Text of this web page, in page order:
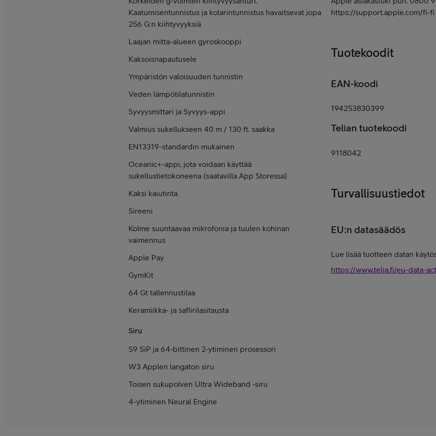
Kaatumisen­tunnistus ja kolarin­tunnistus havaitsevat jopa
256 G:n kiihtyvyyksiä
Laajan mitta-alueen gyroskooppi
Kaksoisnapautusele
Ympäristön valoisuuden tunnistin
Veden lämpötilatunnistin
Syvyysmittari ja Syvyys-appi
Valmius sukellukseen 40 m / 130 ft. saakka
EN13319-standardin mukainen
Oceanic+-appi, jota voidaan käyttää
sukellustietokoneena (saatavilla App Storessa)
Kaksi kaiutinta
Sireeni
Kolme suuntaavaa mikrofonia ja tuulen kohinan
vaimennus
Apple Pay
GymKit
64 Gt tallennustilaa
Keramiikka- ja safiirilasi­tausta
Siru
S9 SiP ja 64‑bittinen 2‑ytiminen prosessori
W3 Applen langaton siru
Toisen sukupolven Ultra Wideband ‑siru
4-ytiminen Neural Engine
https://support.apple.com/fi-fi
Tuotekoodit
EAN-koodi
194253830399
Telian tuotekoodi
9118042
Turvallisuustiedot
EU:n datasäädös
Lue lisää tuotteen datan
https://www.telia.fi/eu-data-act